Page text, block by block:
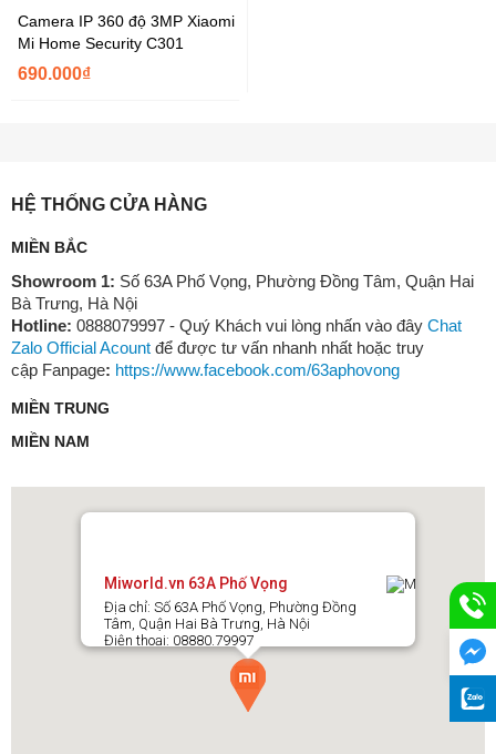
Camera IP 360 độ 3MP Xiaomi
Mi Home Security C301
690.000₫
HỆ THỐNG CỬA HÀNG
MIỀN BẮC
Showroom 1: Số 63A Phố Vọng, Phường Đồng Tâm, Quận Hai
Bà Trưng, Hà Nội
Hotline: 0888079997 - Quý Khách vui lòng nhấn vào đây Chat
Zalo Official Acount để được tư vấn nhanh nhất hoặc truy
cập Fanpage: https://www.facebook.com/63aphovong
MIỀN TRUNG
MIỀN NAM
Miworld.vn 63A Phố Vọng
Địa chỉ: Số 63A Phố Vọng, Phường Đồng
Tâm, Quận Hai Bà Trưng, Hà Nội
Điện thoại: 08880.79997